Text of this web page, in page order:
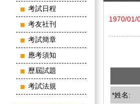
考試日程
考友社刊
考試簡章
應考須知
歷屆試題
考試法規
1970/01/
*姓名: